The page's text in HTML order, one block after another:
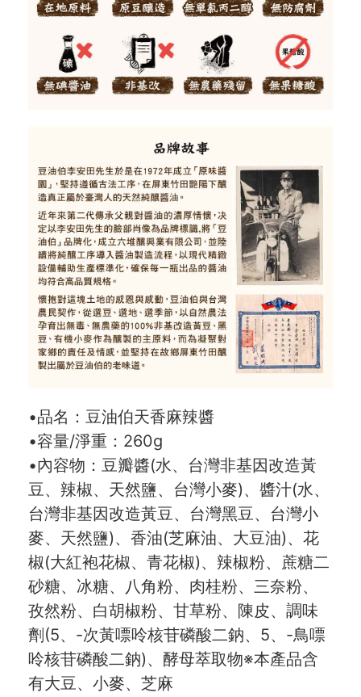
•品名：豆油伯天香麻辣醬
•容量/淨重：260g
•內容物：豆瓣醬(水、台灣非基因改造黃
豆、辣椒、天然鹽、台灣小麥)、醬汁(水、
台灣非基因改造黃豆、台灣黑豆、台灣小
麥、天然鹽)、香油(芝麻油、大豆油)、花
椒(大紅袍花椒、青花椒)、辣椒粉、蔗糖二
砂糖、冰糖、八角粉、肉桂粉、三奈粉、
孜然粉、白胡椒粉、甘草粉、陳皮、調味
劑(5、-次黃嘌呤核苷磷酸二鈉、5、-鳥嘌
呤核苷磷酸二鈉)、酵母萃取物※本產品含
有大豆、小麥、芝麻